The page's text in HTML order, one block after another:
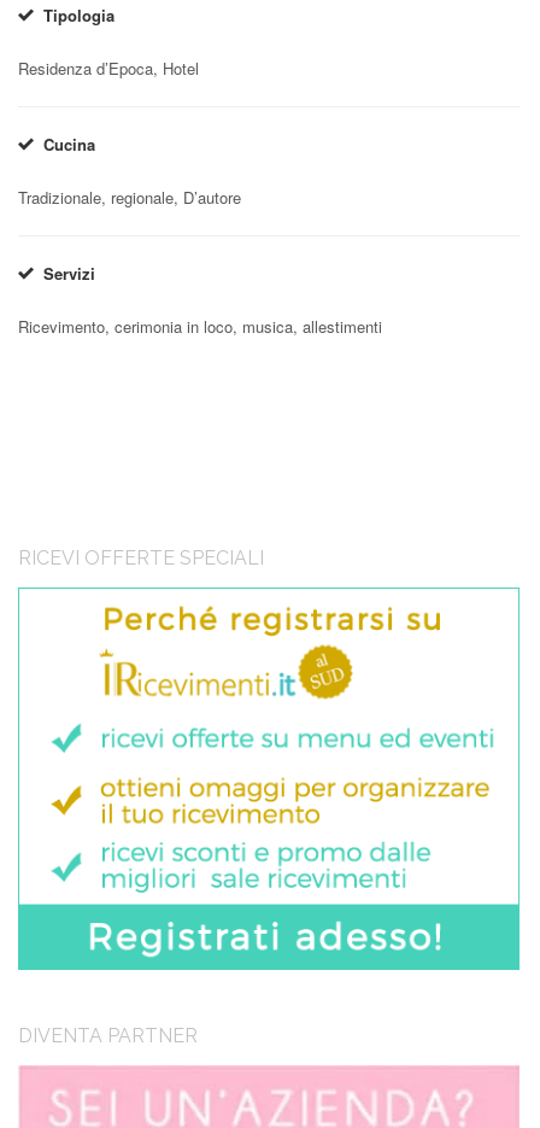
Tipologia
Residenza d’Epoca, Hotel
Cucina
Tradizionale, regionale, D’autore
Servizi
Ricevimento, cerimonia in loco, musica, allestimenti
RICEVI OFFERTE SPECIALI
DIVENTA PARTNER